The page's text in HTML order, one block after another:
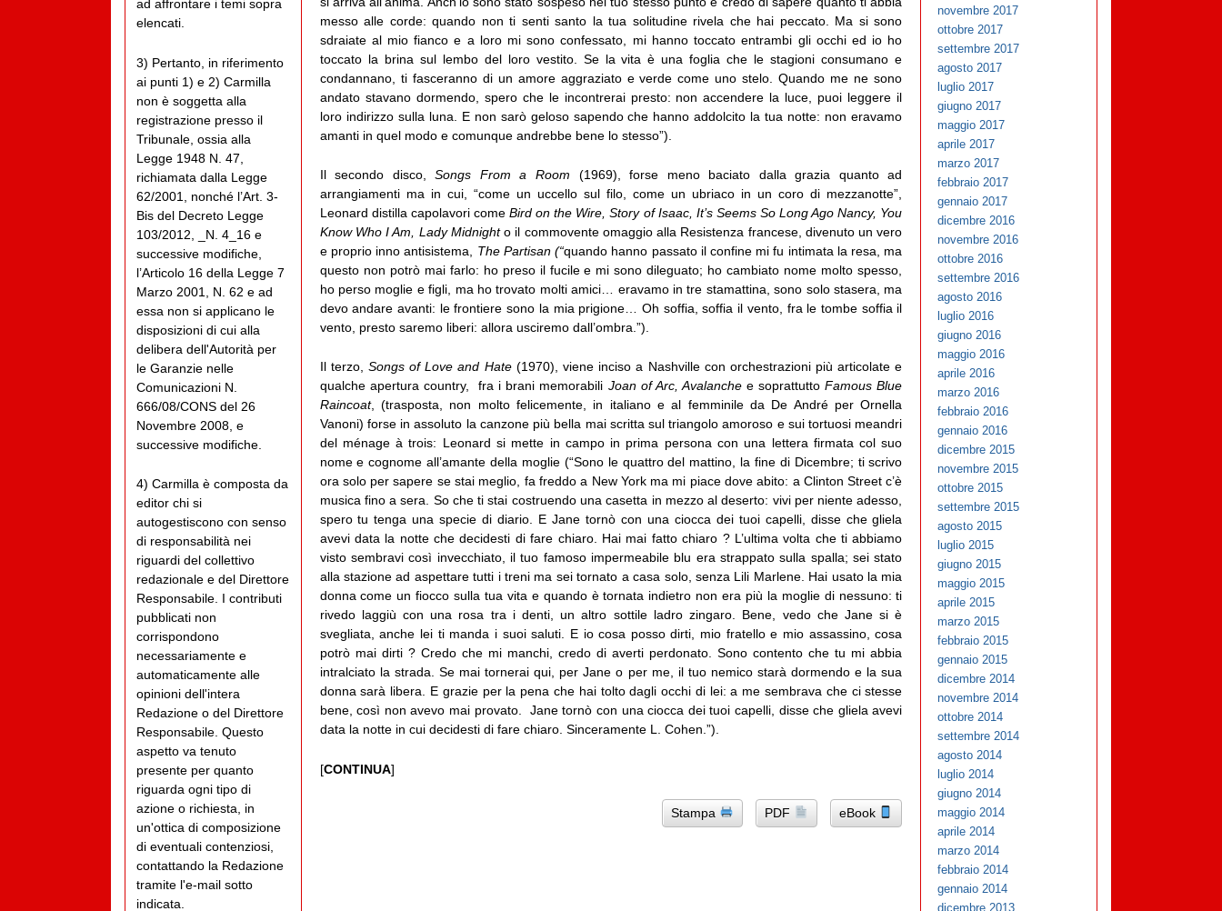
messo alle corde: quando non ti senti santo la tua solitudine rivela che hai peccato. Ma si sono
sdraiate al mio fianco e a loro mi sono confessato, mi hanno toccato entrambi gli occhi ed io ho
toccato la brina sul lembo del loro vestito. Se la vita è una foglia che le stagioni consumano e
condannano, ti fasceranno di un amore aggraziato e verde come uno stelo. Quando me ne sono
andato stavano dormendo, spero che le incontrerai presto: non accendere la luce, puoi leggere il
loro indirizzo sulla luna. E non sarò geloso sapendo che hanno addolcito la tua notte: non eravamo
amanti in quel modo e comunque andrebbe bene lo stesso”).
Il secondo disco,Songs From a Room (1969), forse meno baciato dalla grazia quanto ad
arrangiamenti ma in cui, “come un uccello sul filo, come un ubriaco in un coro di mezzanotte”,
Leonard distilla capolavori come Bird on the Wire, Story of Isaac, It’s Seems So Long Ago Nancy, You
Know Who I Am, Lady Midnighto il commovente omaggio alla Resistenza francese, divenuto un vero
e proprio inno antisistema, The Partisan (“quando hanno passato il confine mi fu intimata la resa, ma
questo non potrò mai farlo: ho preso il fucile e mi sono dileguato; ho cambiato nome molto spesso,
ho perso moglie e figli, ma ho trovato molti amici… eravamo in tre stamattina, sono solo stasera, ma
devo andare avanti: le frontiere sono la mia prigione… Oh soffia, soffia il vento, fra le tombe soffia il
vento, presto saremo liberi: allora usciremo dall’ombra.”).
Il terzo, Songs of Love and Hate (1970), viene inciso a Nashville con orchestrazioni più articolate e
qualche apertura country, fra i brani memorabili Joan of Arc, Avalanchee soprattuttoFamous Blue
Raincoat, (trasposta, non molto felicemente, in italiano e al femminile da De André per Ornella
Vanoni) forse in assoluto la canzone più bella mai scritta sul triangolo amoroso e sui tortuosi meandri
del ménage à trois: Leonard si mette in campo in prima persona con una lettera firmata col suo
nome e cognome all’amante della moglie (“Sono le quattro del mattino, la fine di Dicembre; ti scrivo
ora solo per sapere se stai meglio, fa freddo a New York ma mi piace dove abito: a Clinton Street c’è
musica fino a sera. So che ti stai costruendo una casetta in mezzo al deserto: vivi per niente adesso,
spero tu tenga una specie di diario. E Jane tornò con una ciocca dei tuoi capelli, disse che gliela
avevi data la notte che decidesti di fare chiaro. Hai mai fatto chiaro ? L’ultima volta che ti abbiamo
visto sembravi così invecchiato, il tuo famoso impermeabile blu era strappato sulla spalla; sei stato
alla stazione ad aspettare tutti i treni ma sei tornato a casa solo, senza Lili Marlene. Hai usato la mia
donna come un fiocco sulla tua vita e quando è tornata indietro non era più la moglie di nessuno: ti
rivedo laggiù con una rosa tra i denti, un altro sottile ladro zingaro. Bene, vedo che Jane si è
svegliata, anche lei ti manda i suoi saluti. E io cosa posso dirti, mio fratello e mio assassino, cosa
potrò mai dirti ? Credo che mi manchi, credo di averti perdonato. Sono contento che tu mi abbia
intralciato la strada. Se mai tornerai qui, per Jane o per me, il tuo nemico starà dormendo e la sua
donna sarà libera. E grazie per la pena che hai tolto dagli occhi di lei: a me sembrava che ci stesse
bene, così non avevo mai provato. Jane tornò con una ciocca dei tuoi capelli, disse che gliela avevi
data la notte in cui decidesti di fare chiaro. Sinceramente L. Cohen.”).
[CONTINUA]
Stampa PDF eBook
ad affrontare i temi sopra
elencati.
3) Pertanto, in riferimento
ai punti 1) e 2) Carmilla
non è soggetta alla
registrazione presso il
Tribunale, ossia alla
Legge 1948 N. 47,
richiamata dalla Legge
62/2001, nonché l’Art. 3-
Bis del Decreto Legge
103/2012, _N. 4_16 e
successive modifiche,
l’Articolo 16 della Legge 7
Marzo 2001, N. 62 e ad
essa non si applicano le
disposizioni di cui alla
delibera dell'Autorità per
le Garanzie nelle
Comunicazioni N.
666/08/CONS del 26
Novembre 2008, e
successive modifiche.
4) Carmilla è composta da
editor chi si
autogestiscono con senso
di responsabilità nei
riguardi del collettivo
redazionale e del Direttore
Responsabile. I contributi
pubblicati non
corrispondono
necessariamente e
automaticamente alle
opinioni dell'intera
Redazione o del Direttore
Responsabile. Questo
aspetto va tenuto
presente per quanto
riguarda ogni tipo di
azione o richiesta, in
un'ottica di composizione
di eventuali contenziosi,
contattando la Redazione
tramite l'e-mail sotto
indicata.
novembre 2017
ottobre 2017
settembre 2017
agosto 2017
luglio 2017
giugno 2017
maggio 2017
aprile 2017
marzo 2017
febbraio 2017
gennaio 2017
dicembre 2016
novembre 2016
ottobre 2016
settembre 2016
agosto 2016
luglio 2016
giugno 2016
maggio 2016
aprile 2016
marzo 2016
febbraio 2016
gennaio 2016
dicembre 2015
novembre 2015
ottobre 2015
settembre 2015
agosto 2015
luglio 2015
giugno 2015
maggio 2015
aprile 2015
marzo 2015
febbraio 2015
gennaio 2015
dicembre 2014
novembre 2014
ottobre 2014
settembre 2014
agosto 2014
luglio 2014
giugno 2014
maggio 2014
aprile 2014
marzo 2014
febbraio 2014
gennaio 2014
dicembre 2013